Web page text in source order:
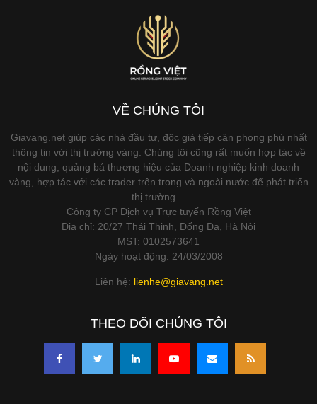
VỀ CHÚNG TÔI
Giavang.net giúp các nhà đầu tư, độc giả tiếp cận phong phú nhất
thông tin với thị trường vàng. Chúng tôi cũng rất muốn hợp tác về
nội dung, quảng bá thương hiệu của Doanh nghiệp kinh doanh
vàng, hợp tác với các trader trên trong và ngoài nước để phát triển
thị trường…
Công ty CP Dịch vụ Trực tuyến Rồng Việt
Địa chỉ: 20/27 Thái Thịnh, Đống Đa, Hà Nội
MST: 0102573641
Ngày hoạt động: 24/03/2008
Liên hệ: lienhe@giavang.net
THEO DÕI CHÚNG TÔI